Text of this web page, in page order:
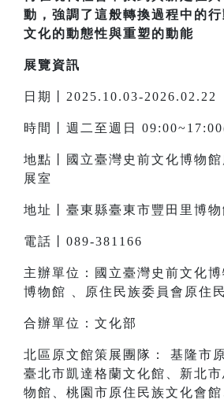
動，強調了這般轉換過程中的
文化的動態性與重塑的動能
展覽資訊
日期丨2025.10.03-2026.02.22
時間丨週二至週日
地點丨國立臺灣史前文化博物
展室
地址丨臺東縣臺東市豐田里博物
電話丨089-381166
主辦單位：國立臺灣史前文化
博物館 、原住民族委員會原住
合辦單位：文化部
北區原文館策展團隊： 基隆市
臺北市凱達格蘭文化館、新北
物館、桃園市原住民族文化會